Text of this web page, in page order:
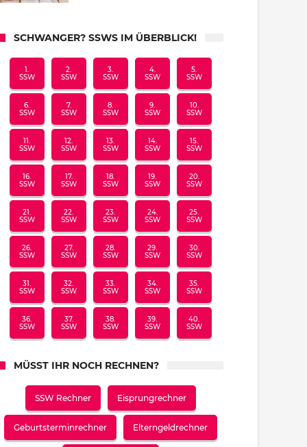
SCHWANGER? SSWS IM ÜBERBLICK!
1.
SSW
2.
SSW
3.
SSW
4.
SSW
5.
SSW
6.
SSW
7.
SSW
8.
SSW
9.
SSW
10.
SSW
11.
SSW
12.
SSW
13.
SSW
14.
SSW
15.
SSW
16.
SSW
17.
SSW
18.
SSW
19.
SSW
20.
SSW
21.
SSW
22.
SSW
23.
SSW
24.
SSW
25.
SSW
26.
SSW
27.
SSW
28.
SSW
29.
SSW
30.
SSW
31.
SSW
32.
SSW
33.
SSW
34.
SSW
35.
SSW
36.
SSW
37.
SSW
38.
SSW
39.
SSW
40.
SSW
MÜSST IHR NOCH RECHNEN?
SSW Rechner Eisprungrechner
Geburtsterminrechner Elterngeldrechner